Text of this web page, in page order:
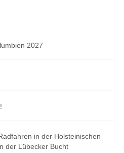
2027
in der Holsteinischen
der Lübecker Bucht